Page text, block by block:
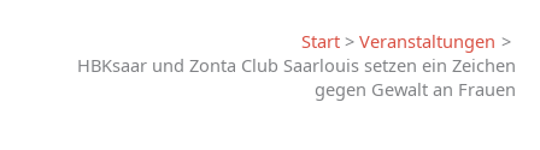
Start
Veranstaltungen
HBKsaar und Zonta Club Saarlouis setzen ein Zeichen
gegen Gewalt an Frauen